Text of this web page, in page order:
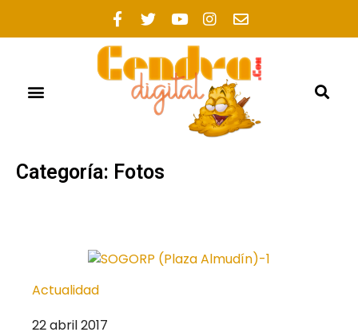
Categoría: Fotos
Actualidad
22 abril 2017